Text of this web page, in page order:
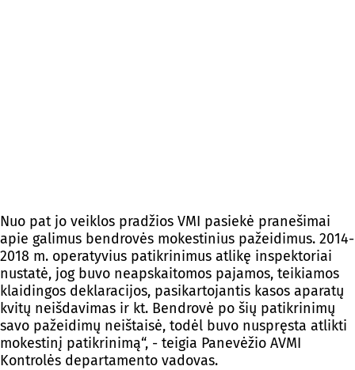
Nuo pat jo veiklos pradžios VMI pasiekė pranešimai
apie galimus bendrovės mokestinius pažeidimus. 2014-
2018 m. operatyvius patikrinimus atlikę inspektoriai
nustatė, jog buvo neapskaitomos pajamos, teikiamos
klaidingos deklaracijos, pasikartojantis kasos aparatų
kvitų neišdavimas ir kt. Bendrovė po šių patikrinimų
savo pažeidimų neištaisė, todėl buvo nuspręsta atlikti
mokestinį patikrinimą“, - teigia Panevėžio AVMI
Kontrolės departamento vadovas.